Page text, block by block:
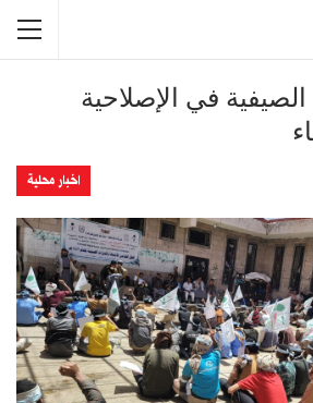
الصيفية في الإصلاحية
اخبار محلية